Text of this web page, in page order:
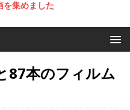
を集めました
87本のフィルム